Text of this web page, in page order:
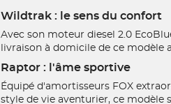
Wildtrak : le sens du confort
Avec son moteur diesel 2.0
livraison à domicile de ce
Raptor : l'âme sportive
Équipé d'amortisseurs FOX
style de vie aventurier, ce modèle